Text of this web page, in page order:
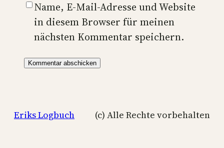
Name, E-Mail-Adresse und Website
in diesem Browser für meinen
nächsten Kommentar speichern.
Eriks Logbuch (c) Alle Rechte vorbehalten